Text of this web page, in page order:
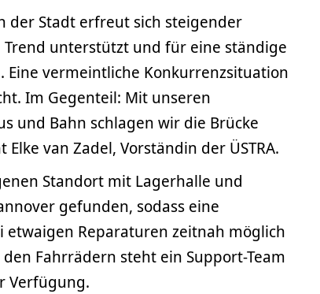
der Stadt erfreut sich steigender
unterstützt und für eine ständige
vermeintliche Konkurrenzsituation
Im Gegenteil: Mit unseren
und Bahn schlagen wir die Brücke
van Zadel, Vorständin der ÜSTRA.
Standort mit Lagerhalle und
gefunden, sodass eine
Reparaturen zeitnah möglich
Fahrrädern steht ein Support-Team
Verfügung.